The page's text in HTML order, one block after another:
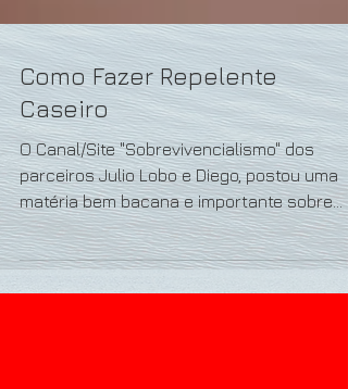
Como Fazer Repelente
Caseiro
O Canal/Site "Sobrevivencialismo" dos
parceiros Julio Lobo e Diego, postou uma
matéria bem bacana e importante sobre
como fazer um...